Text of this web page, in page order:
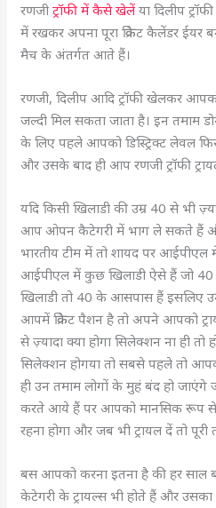
रणजीट्रॉफी में कैसे खेलें या दिलीप
में रखकर अपना पूरा क्रिकेट कैलेंडर ईयर
मैच के अंतर्गत आते हैं।
रणजी, दिलीप आदि ट्रॉफी खेलकर
जल्दी मिल सकता जाता है। इन तमाम
के लिए पहले आपको डिस्ट्रिक्ट लेवल
और उसके बाद ही आप रणजी ट्रॉफी
यदि किसी खिलाडी की उम्र 40 से भी
आप ओपन कैटेगरी में भाग ले सकते हैं
भारतीय टीम में तो शायद पर
आईपीएल में कुछ खिलाडी ऐसे हैं जो 40
खिलाडी तो 40 के आसपास हैं इसलिए
आपमें क्रिकेट पैशन है तो अपने आपको
से ज़्यादा क्या होगा सिलेक्शन ना ही तो
सिलेक्शन होगया तो सबसे पहले तो
ही उन तमाम लोगों के मुहं बंद हो
करते आये हैं पर आपको मानसिक रूप से
रहना होगा और जब भी ट्रायल दें तो
बस आपको करना इतना है की हर साल
केटेगरी के ट्रायल्स भी होते हैं और